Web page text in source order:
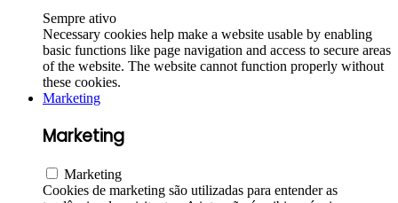
Sempre ativo
Necessary cookies help make a website usable by enabling
basic functions like page navigation and access to secure areas
of the website. The website cannot function properly without
these cookies.
Marketing
Marketing
Marketing
Cookies de marketing são utilizadas para entender as